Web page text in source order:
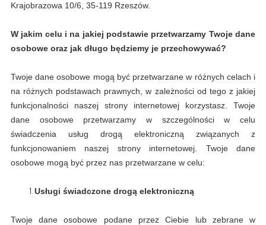
Krajobrazowa 10/6, 35-119 Rzeszów.
W jakim celu i na jakiej podstawie przetwarzamy Twoje dane
osobowe oraz jak długo będziemy je przechowywać?
Twoje dane osobowe mogą być przetwarzane w różnych celach i
na różnych podstawach prawnych, w zależności od tego z jakiej
funkcjonalności naszej strony internetowej korzystasz. Twoje
dane osobowe przetwarzamy w szczególności w celu
świadczenia usług drogą elektroniczną związanych z
funkcjonowaniem naszej strony internetowej. Twoje dane
osobowe mogą być przez nas przetwarzane w celu:
Usługi świadczone drogą elektroniczną
Twoje dane osobowe podane przez Ciebie lub zebrane w